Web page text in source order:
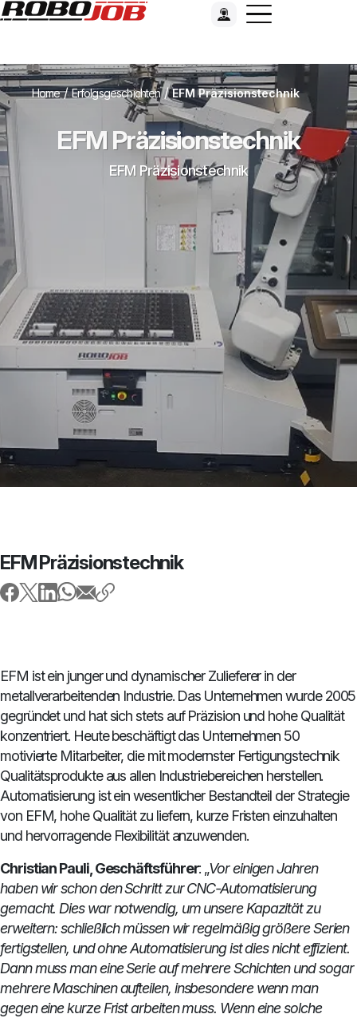
Home/Erfolgsgeschichten/EFM Präzisionstechnik
EFM Präzisionstechnik
EFM Präzisionstechnik
EFM Präzisionstechnik
EFM ist ein junger und dynamischer Zulieferer in der
metallverarbeitenden Industrie. Das Unternehmen wurde 2005
gegründet und hat sich stets auf Präzision und hohe Qualität
konzentriert. Heute beschäftigt das Unternehmen 50
motivierte Mitarbeiter, die mit modernster Fertigungstechnik
Qualitätsprodukte aus allen Industriebereichen herstellen.
Automatisierung ist ein wesentlicher Bestandteil der Strategie
von EFM, hohe Qualität zu liefern, kurze Fristen einzuhalten
und hervorragende Flexibilität anzuwenden.
Christian Pauli, Geschäftsführer: „Vor einigen Jahren
haben wir schon den Schritt zur CNC-Automatisierung
gemacht. Dies war notwendig, um unsere Kapazität zu
erweitern: schließlich müssen wir regelmäßig größere Serien
fertigstellen, und ohne Automatisierung ist dies nicht effizient.
Dann muss man eine Serie auf mehrere Schichten und sogar
mehrere Maschinen aufteilen, insbesondere wenn man
gegen eine kurze Frist arbeiten muss. Wenn eine solche